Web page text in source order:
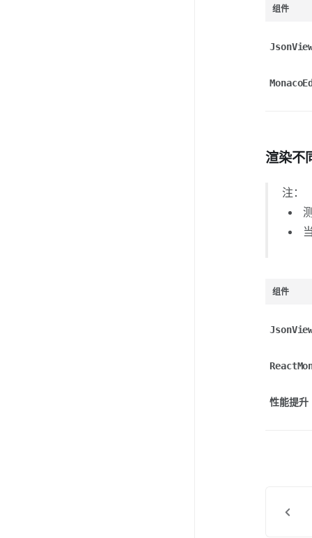
组件
渲染不
注：
组件
性能提升